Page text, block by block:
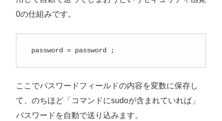
0の仕組みです。
password = password ;
ここでパスワードフィールドの内容を変数に保存し
て、のちほど「コマンドにsudoが含まれていれば」
パスワードを自動で送り込みます。